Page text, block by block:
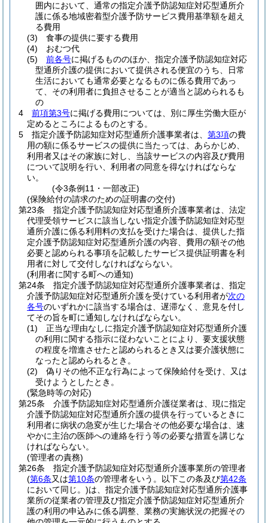
囲内において、通常の指定介護予防認知症対応型通所介
護に係る地域密着型介護予防サービス費用基準額を超え
る費用
(3)
食事の提供に要する費用
(4)
おむつ代
(5)
前各号に掲げるもののほか、指定介護予防認知症対応
型通所介護の提供において提供される便宜のうち、日常
生活においても通常必要となるものに係る費用であっ
て、その利用者に負担させることが適当と認められるも
の
4
前項第3号に掲げる費用については、別に厚生労働大臣が
定めるところによるものとする。
5
指定介護予防認知症対応型通所介護事業者は、 第3項の費
用の額に係るサービスの提供に当たっては、あらかじめ、
利用者又はその家族に対し、当該サービスの内容及び費用
について説明を行い、利用者の同意を得なければならな
い。
(令3条例11・一部改正)
(保険給付の請求のための証明書の交付)
第23条
指定介護予防認知症対応型通所介護事業者は、法定
代理受領サービスに該当しない指定介護予防認知症対応型
通所介護に係る利用料の支払を受けた場合は、提供した指
定介護予防認知症対応型通所介護の内容、費用の額その他
必要と認められる事項を記載したサービス提供証明書を利
用者に対して交付しなければならない。
(利用者に関する町への通知)
第24条
指定介護予防認知症対応型通所介護事業者は、指定
介護予防認知症対応型通所介護を受けている利用者が次の
各号のいずれかに該当する場合は、遅滞なく、意見を付し
てその旨を町に通知しなければならない。
(1)
正当な理由なしに指定介護予防認知症対応型通所介護
の利用に関する指示に従わないことにより、要支援状態
の程度を増進させたと認められるとき又は要介護状態に
なったと認められるとき。
(2)
偽りその他不正な行為によって保険給付を受け、又は
受けようとしたとき。
(緊急時等の対応)
第25条
介護予防認知症対応型通所介護従業者は、現に指定
介護予防認知症対応型通所介護の提供を行っているときに
利用者に病状の急変が生じた場合その他必要な場合は、速
やかに主治の医師への連絡を行う等の必要な措置を講じな
ければならない。
(管理者の責務)
第26条
指定介護予防認知症対応型通所介護事業所の管理者
(第6条又は第10条の管理者をいう。以下この条及び第42条
において同じ。)は、指定介護予防認知症対応型通所介護事
業所の従業者の管理及び指定介護予防認知症対応型通所介
護の利用の申込みに係る調整、業務の実施状況の把握その